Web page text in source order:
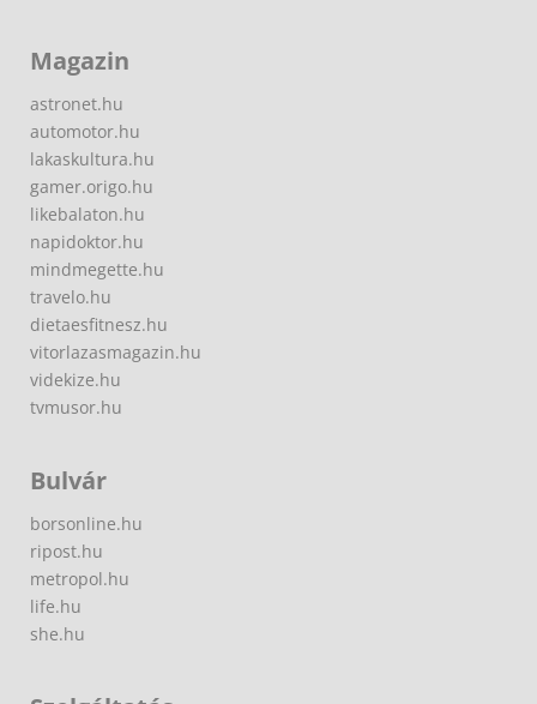
Magazin
astronet.hu
automotor.hu
lakaskultura.hu
gamer.origo.hu
likebalaton.hu
napidoktor.hu
mindmegette.hu
travelo.hu
dietaesfitnesz.hu
vitorlazasmagazin.hu
videkize.hu
tvmusor.hu
Bulvár
borsonline.hu
ripost.hu
metropol.hu
life.hu
she.hu